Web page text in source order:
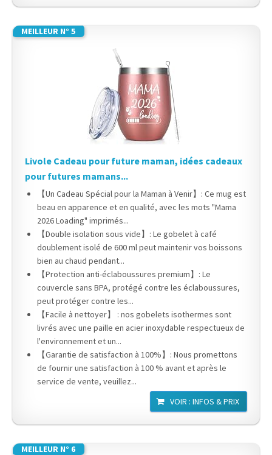
MEILLEUR N° 5
Livole Cadeau pour future maman, idées cadeaux
pour futures mamans...
【Un Cadeau Spécial pour la Maman à Venir】: Ce mug est
beau en apparence et en qualité, avec les mots "Mama
2026 Loading" imprimés...
【Double isolation sous vide】: Le gobelet à café
doublement isolé de 600 ml peut maintenir vos boissons
bien au chaud pendant...
【Protection anti-éclaboussures premium】: Le
couvercle sans BPA, protégé contre les éclaboussures,
peut protéger contre les...
【Facile à nettoyer】 : nos gobelets isothermes sont
livrés avec une paille en acier inoxydable respectueux de
l'environnement et un...
【Garantie de satisfaction à 100%】: Nous promettons
de fournir une satisfaction à 100 % avant et après le
service de vente, veuillez...
VOIR : INFOS & PRIX
MEILLEUR N° 6